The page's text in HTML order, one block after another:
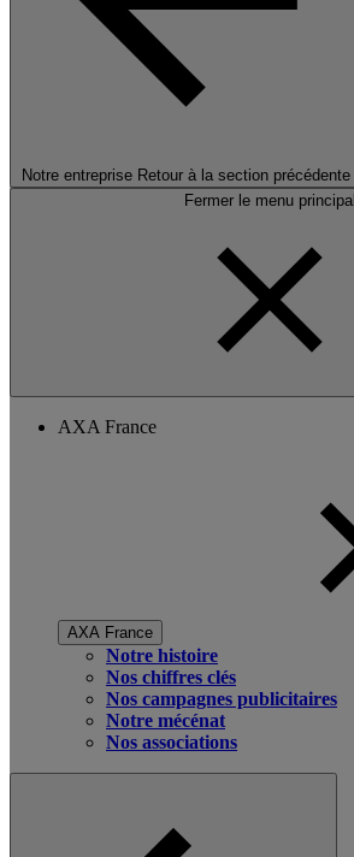
Notre entreprise Retour à la section précédente
Fermer le menu principal
AXA France
AXA France
Notre histoire
Nos chiffres clés
Nos campagnes publicitaires
Notre mécénat
Nos associations